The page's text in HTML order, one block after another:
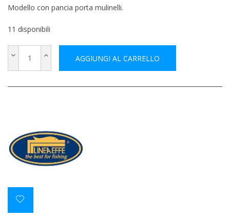
Modello con pancia porta mulinelli.
11 disponibili
AGGIUNGI AL CARRELLO